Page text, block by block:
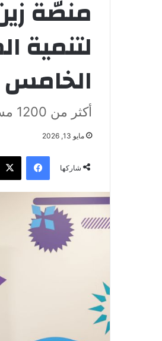
منصّة
لتنمية
الخامس
أكثر من 1200 مستفيد ومستفيدة حتى الآن..
مايو 13, 2026
شاركها
فيسبوك